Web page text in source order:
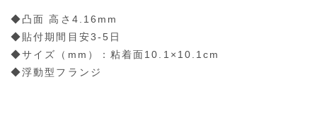
◆凸面 高さ4.16mm
◆貼付期間目安3-5日
◆サイズ（mm）：粘着面10.1×10.1cm
◆浮動型フランジ